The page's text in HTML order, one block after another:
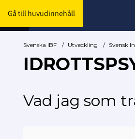
Gå till huvudinnehåll
Svenska IBF / Utveckling / Svensk
Vad jag som